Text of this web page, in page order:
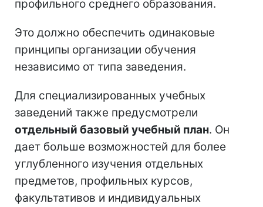
профильного среднего образования.
Это должно обеспечить одинаковые
принципы организации обучения
независимо от типа заведения.
Для специализированных учебных
заведений также предусмотрели
отдельный базовый учебный план. Он
дает больше возможностей для более
углубленного изучения отдельных
предметов, профильных курсов,
факультативов и индивидуальных